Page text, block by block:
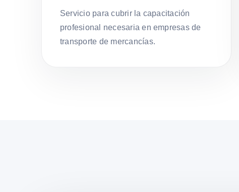
Servicio para cubrir la capacitación
profesional necesaria en empresas de
transporte de mercancías.